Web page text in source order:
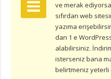
ve merak
sıfırdan web
yazıma
dan 1 e
alabilirsiniz.
isterseniz bana
belirtmeniz yeterli